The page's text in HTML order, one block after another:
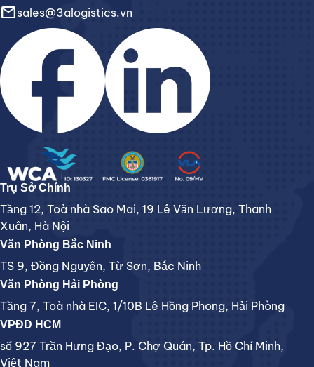
emailsales@3alogistics.vn
Trụ Sở Chính
Tầng 12, Toà nhà Sao Mai, 19 Lê Văn Lương, Thanh
Xuân, Hà Nội
Văn Phòng Bắc Ninh
TS 9, Đồng Nguyên, Từ Sơn, Bắc Ninh
Văn Phòng Hải Phòng
Tầng 7, Toà nhà EIC, 1/10B Lê Hồng Phong, Hải Phòng
VPĐD HCM
số 927 Trần Hưng Đạo, P. Chợ Quán, Tp. Hồ Chí Minh,
Việt Nam